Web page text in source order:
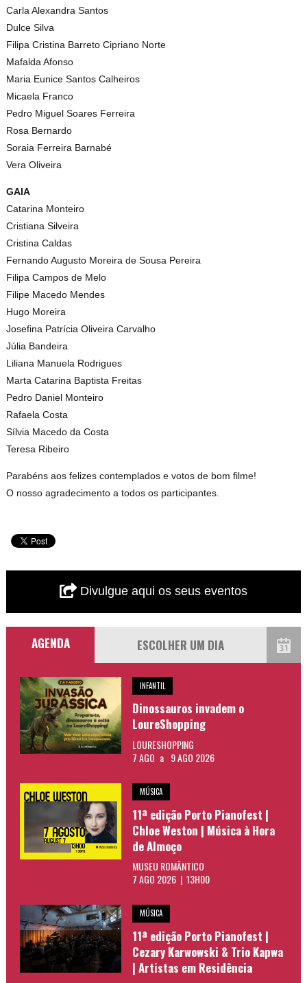
Carla Alexandra Santos
Dulce Silva
Filipa Cristina Barreto Cipriano Norte
Mafalda Afonso
Maria Eunice Santos Calheiros
Micaela Franco
Pedro Miguel Soares Ferreira
Rosa Bernardo
Soraia Ferreira Barnabé
Vera Oliveira
GAIA
Catarina Monteiro
Cristiana Silveira
Cristina Caldas
Fernando Augusto Moreira de Sousa Pereira
Filipa Campos de Melo
Filipe Macedo Mendes
Hugo Moreira
Josefina Patrícia Oliveira Carvalho
Júlia Bandeira
Liliana Manuela Rodrigues
Marta Catarina Baptista Freitas
Pedro Daniel Monteiro
Rafaela Costa
Sílvia Macedo da Costa
Teresa Ribeiro
Parabéns aos felizes contemplados e votos de bom filme!
O nosso agradecimento a todos os participantes.
Divulgue aqui os seus eventos
AGENDA
INFANTIL
Dinossauros invadem o
LoureShopping
LOURESHOPPING
7 AGO a 9 AGO 2026
MÚSICA
11ª edição Porto Pianofest |
Chloe Weston | Música à Hora
de Almoço
MUSEU ROMÂNTICO
7 AGO 2026 | 13H00
MÚSICA
11ª edição Porto Pianofest |
Cezary Karwowski & Trio Kapwa
| Artistas em Residência